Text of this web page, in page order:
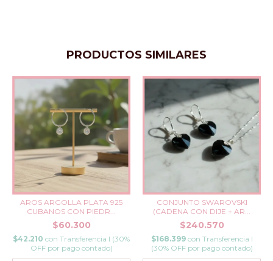
PRODUCTOS SIMILARES
AROS ARGOLLA PLATA 925
CUBANOS CON PIEDR...
$60.300
$42.210 con Transferencia I (30%
OFF por pago contado)
CONJUNTO SWAROVSKI
(CADENA CON DIJE + AR...
$240.570
$168.399 con Transferencia I
(30% OFF por pago contado)